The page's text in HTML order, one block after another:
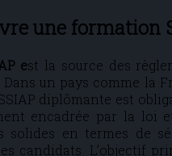
une formation
est la source des
un pays comme la
diplômante est
encadrée par la loi
solides en termes de
candidats. L’objectif